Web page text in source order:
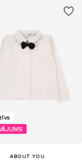
ABOUT YOU